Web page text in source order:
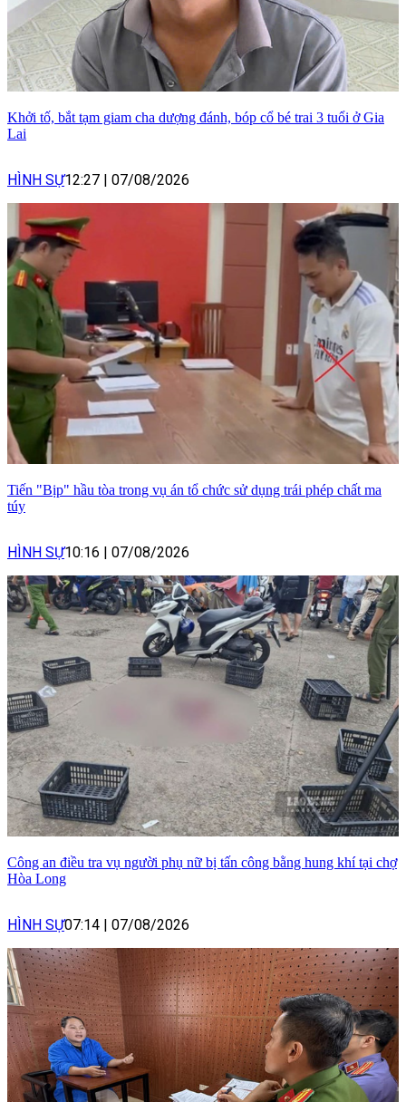
Khởi tố, bắt tạm giam cha dượng đánh, bóp cổ bé trai 3 tuổi ở Gia
Lai
HÌNH SỰ12:27 | 07/08/2026
Tiến "Bịp" hầu tòa trong vụ án tổ chức sử dụng trái phép chất ma
túy
HÌNH SỰ10:16 | 07/08/2026
Công an điều tra vụ người phụ nữ bị tấn công bằng hung khí tại chợ
Hòa Long
HÌNH SỰ07:14 | 07/08/2026